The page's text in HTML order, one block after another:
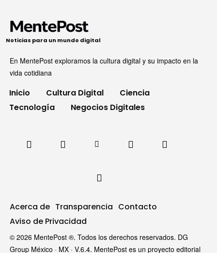
Noticias para un mundo digital
En MentePost exploramos la cultura digital y su impacto en la
vida cotidiana
Inicio Cultura Digital
Ciencia
Tecnología
Negocios Digitales
Acerca de Transparencia Contacto
Aviso de Privacidad
© 2026 MentePost ®. Todos los derechos reservados. DG
Group México · MX · V.6.4. MentePost es un proyecto editorial